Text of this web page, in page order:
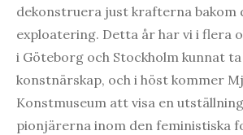
dekonstruera just krafterna bakom
exploatering. Detta år har vi i flera
i Göteborg och Stockholm kunnat ta
konstnärskap, och i höst kommer
Konstmuseum att visa en
pionjärerna inom den feministiska